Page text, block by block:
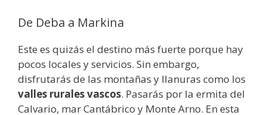
De Deba a Markina
Este es quizás el destino más fuerte porque hay
pocos locales y servicios. Sin embargo,
disfrutarás de las montañas y llanuras como los
valles rurales vascos. Pasarás por la ermita del
Calvario, mar Cantábrico y Monte Arno. En esta